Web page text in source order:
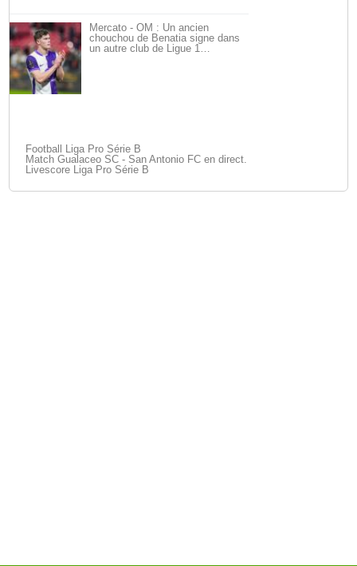
Mercato - OM : Un ancien
chouchou de Benatia signe dans
un autre club de Ligue 1…
Football Liga Pro Série B
Match Gualaceo SC - San Antonio FC en direct.
Livescore Liga Pro Série B